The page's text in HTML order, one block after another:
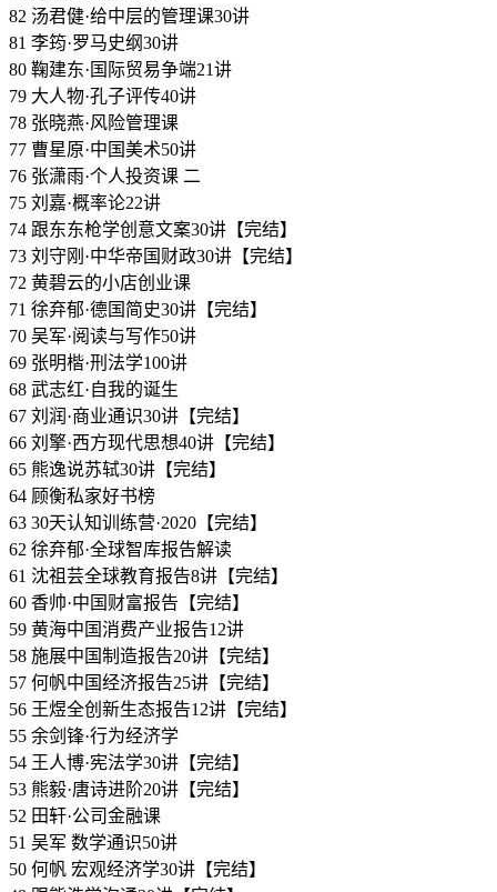
82 汤君健·给中层的管理课30讲
81 李筠·罗马史纲30讲
80 鞠建东·国际贸易争端21讲
79 大人物·孔子评传40讲
78 张晓燕·风险管理课
77 曹星原·中国美术50讲
76 张潇雨·个人投资课 二
75 刘嘉·概率论22讲
74 跟东东枪学创意文案30讲【完结】
73 刘守刚·中华帝国财政30讲【完结】
72 黄碧云的小店创业课
71 徐弃郁·德国简史30讲【完结】
70 吴军·阅读与写作50讲
69 张明楷·刑法学100讲
68 武志红·自我的诞生
67 刘润·商业通识30讲【完结】
66 刘擎·西方现代思想40讲【完结】
65 熊逸说苏轼30讲【完结】
64 顾衡私家好书榜
63 30天认知训练营·2020【完结】
62 徐弃郁·全球智库报告解读
61 沈祖芸全球教育报告8讲【完结】
60 香帅·中国财富报告【完结】
59 黄海中国消费产业报告12讲
58 施展中国制造报告20讲【完结】
57 何帆中国经济报告25讲【完结】
56 王煜全创新生态报告12讲【完结】
55 余剑锋·行为经济学
54 王人博·宪法学30讲【完结】
53 熊毅·唐诗进阶20讲【完结】
52 田轩·公司金融课
51 吴军 数学通识50讲
50 何帆 宏观经济学30讲【完结】